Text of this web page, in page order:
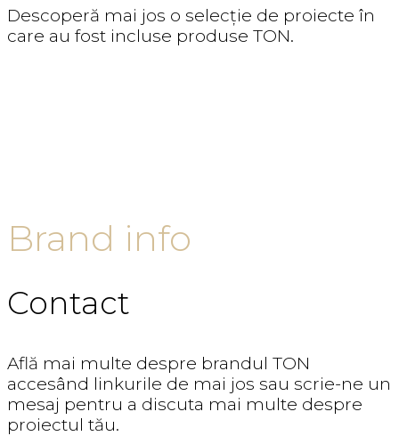
Descoperă mai jos o selecție de proiecte în
care au fost incluse produse TON.
Brand info
Contact
Află mai multe despre brandul TON
accesând linkurile de mai jos sau scrie-ne un
mesaj pentru a discuta mai multe despre
proiectul tău.